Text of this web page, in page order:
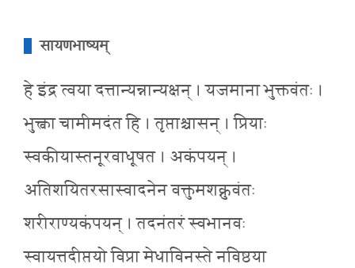
सायणभाष्यम्
हे इंद्र त्वया दत्तान्यन्नान्यक्षन् । यजमाना भुक्तवंतः ।
भुक्त्वा चामीमदंत हि । तृप्ताश्चासन् । प्रियाः
स्वकीयास्तनूरवाधूषत । अकंपयन् ।
अतिशयितरसास्वादनेन वक्तुमशक्नुवंतः
शरीराण्यकंपयन् । तदनंतरं स्वभानवः
स्वायत्तदीप्तयो विप्रा मेधाविनस्ते नविष्ठया